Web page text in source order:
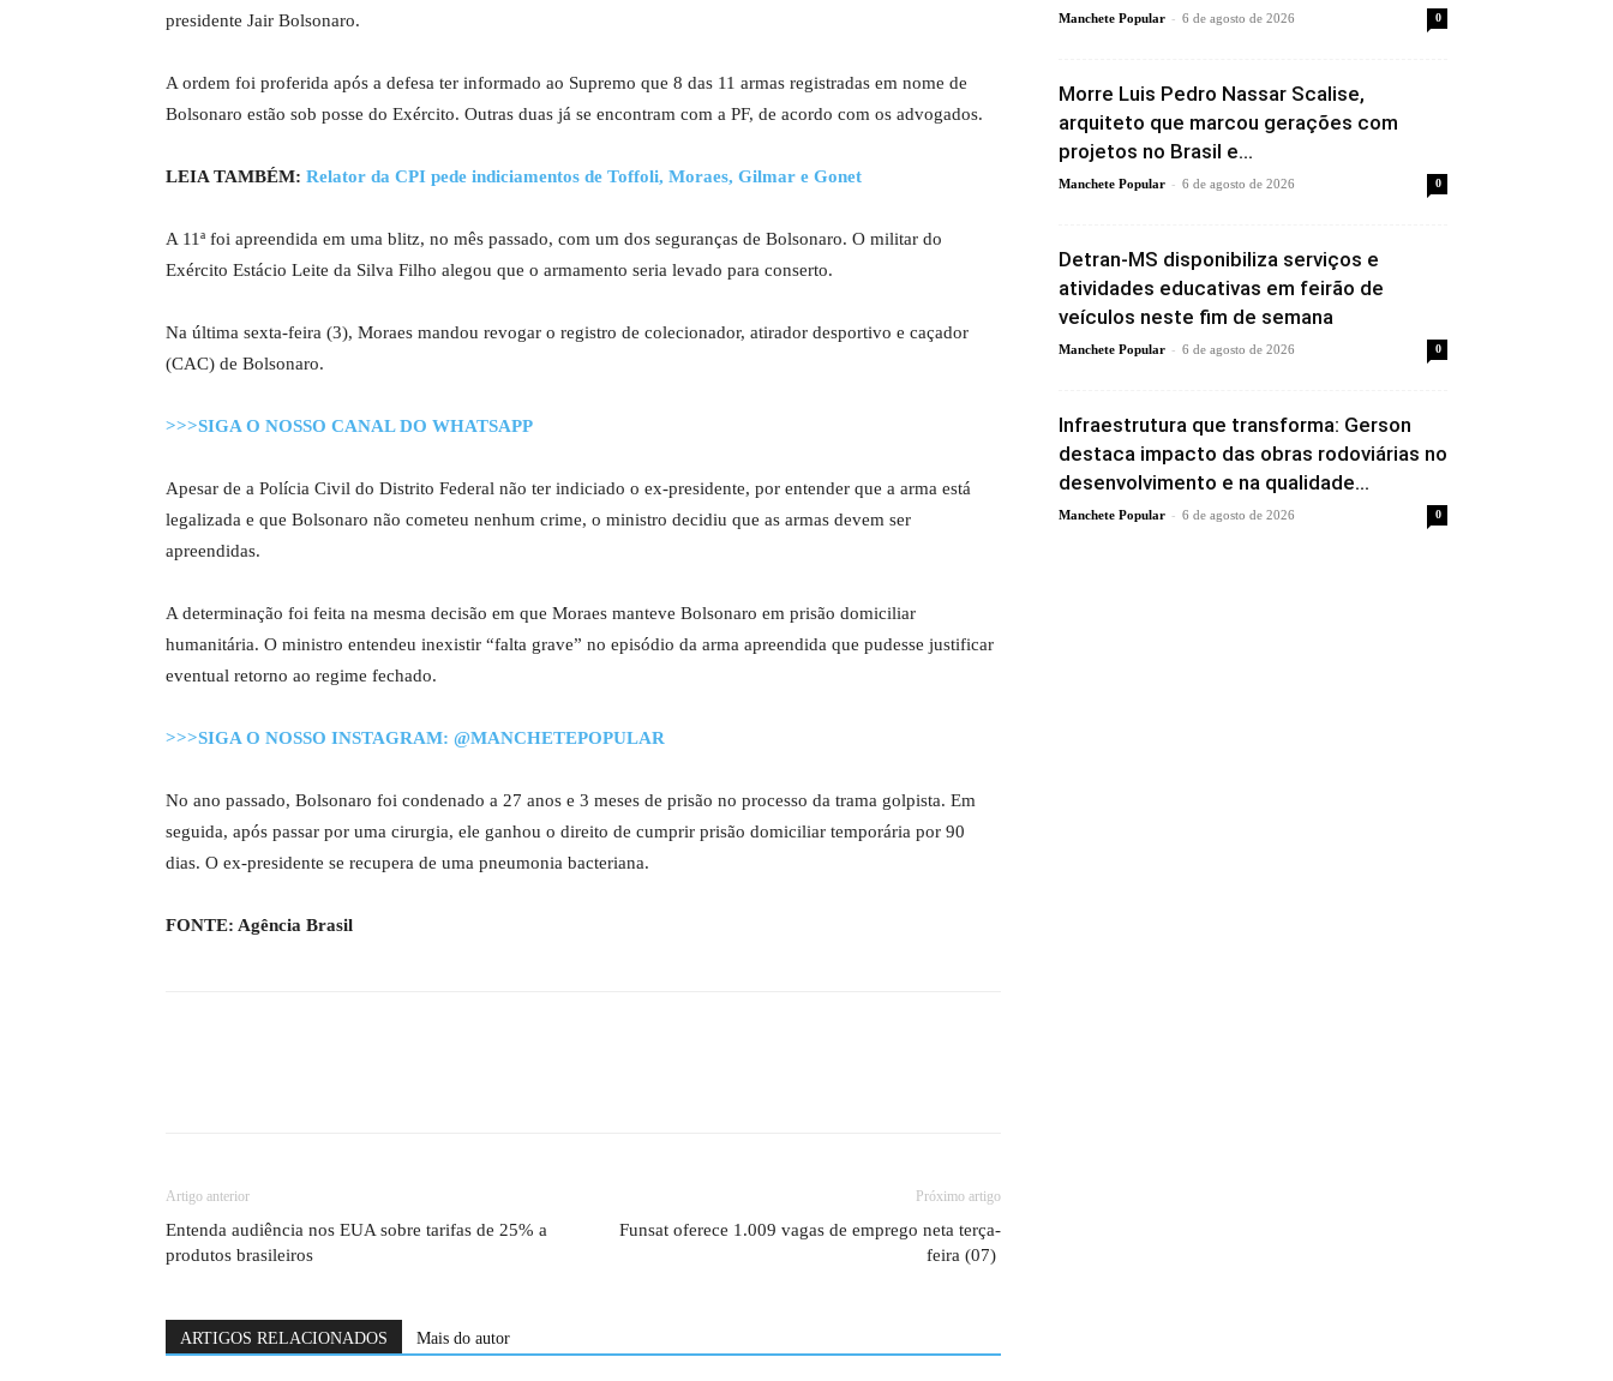
presidente Jair Bolsonaro.
A ordem foi proferida após a defesa ter informado ao Supremo que 8 das 11 armas registradas em nome de
Bolsonaro estão sob posse do Exército. Outras duas já se encontram com a PF, de acordo com os advogados.
LEIA TAMBÉM: Relator da CPI pede indiciamentos de Toffoli, Moraes, Gilmar e Gonet
A 11ª foi apreendida em uma blitz, no mês passado, com um dos seguranças de Bolsonaro. O militar do
Exército Estácio Leite da Silva Filho alegou que o armamento seria levado para conserto.
Na última sexta-feira (3), Moraes mandou revogar o registro de colecionador, atirador desportivo e caçador
(CAC) de Bolsonaro.
>>>SIGA O NOSSO CANAL DO WHATSAPP
Apesar de a Polícia Civil do Distrito Federal não ter indiciado o ex-presidente, por entender que a arma está
legalizada e que Bolsonaro não cometeu nenhum crime, o ministro decidiu que as armas devem ser
apreendidas.
A determinação foi feita na mesma decisão em que Moraes manteve Bolsonaro em prisão domiciliar
humanitária. O ministro entendeu inexistir “falta grave” no episódio da arma apreendida que pudesse justificar
eventual retorno ao regime fechado.
>>>SIGA O NOSSO INSTAGRAM: @MANCHETEPOPULAR
No ano passado, Bolsonaro foi condenado a 27 anos e 3 meses de prisão no processo da trama golpista. Em
seguida, após passar por uma cirurgia, ele ganhou o direito de cumprir prisão domiciliar temporária por 90
dias. O ex-presidente se recupera de uma pneumonia bacteriana.
FONTE: Agência Brasil
Artigo anterior
Entenda audiência nos EUA sobre tarifas de 25% a
produtos brasileiros
Próximo artigo
Funsat oferece 1.009 vagas de emprego neta terça-
feira (07)
ARTIGOS RELACIONADOS Mais do autor
Manchete Popular - 6 de agosto de 2026 0
Morre Luis Pedro Nassar Scalise,
arquiteto que marcou gerações com
projetos no Brasil e...
Manchete Popular - 6 de agosto de 2026 0
Detran-MS disponibiliza serviços e
atividades educativas em feirão de
veículos neste fim de semana
Manchete Popular - 6 de agosto de 2026 0
Infraestrutura que transforma: Gerson
destaca impacto das obras rodoviárias no
desenvolvimento e na qualidade...
Manchete Popular - 6 de agosto de 2026 0